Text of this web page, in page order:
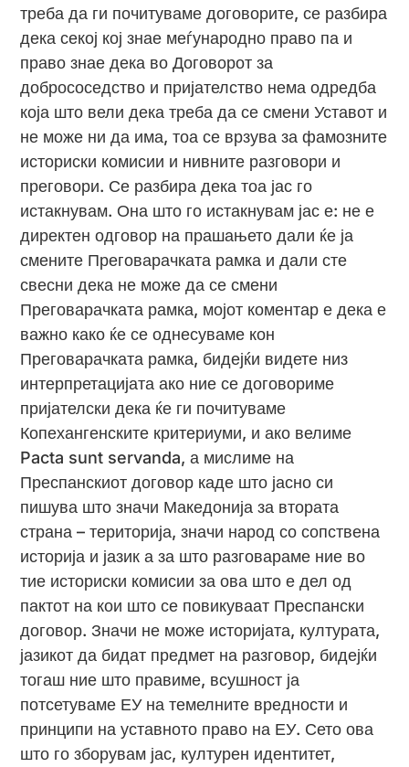
треба да ги почитуваме договорите, се разбира
дека секој кој знае меѓународно право па и
право знае дека во Договорот за
добрососедство и пријателство нема одредба
која што вели дека треба да се смени Уставот и
не може ни да има, тоа се врзува за фамозните
историски комисии и нивните разговори и
преговори. Се разбира дека тоа јас го
истакнувам. Она што го истакнувам јас е: не е
директен одговор на прашањето дали ќе ја
смените Преговарачката рамка и дали сте
свесни дека не може да се смени
Преговарачката рамка, мојот коментар е дека е
важно како ќе се однесуваме кон
Преговарачката рамка, бидејќи видете низ
интерпретацијата ако ние се договориме
пријателски дека ќе ги почитуваме
Копехангенските критериуми, и ако велиме
Pacta sunt servanda, а мислиме на
Преспанскиот договор каде што јасно си
пишува што значи Македонија за втората
страна – територија, значи народ со сопствена
историја и јазик а за што разговараме ние во
тие историски комисии за ова што е дел од
пактот на кои што се повикуваат Преспански
договор. Значи не може историјата, културата,
јазикот да бидат предмет на разговор, бидејќи
тогаш ние што правиме, всушност ја
потсетуваме ЕУ на темелните вредности и
принципи на уставното право на ЕУ. Сето ова
што го зборувам јас, културен идентитет,